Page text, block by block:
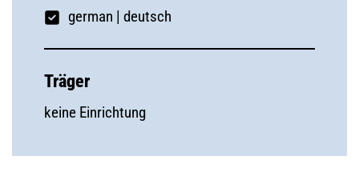
german | deutsch
Träger
keine Einrichtung